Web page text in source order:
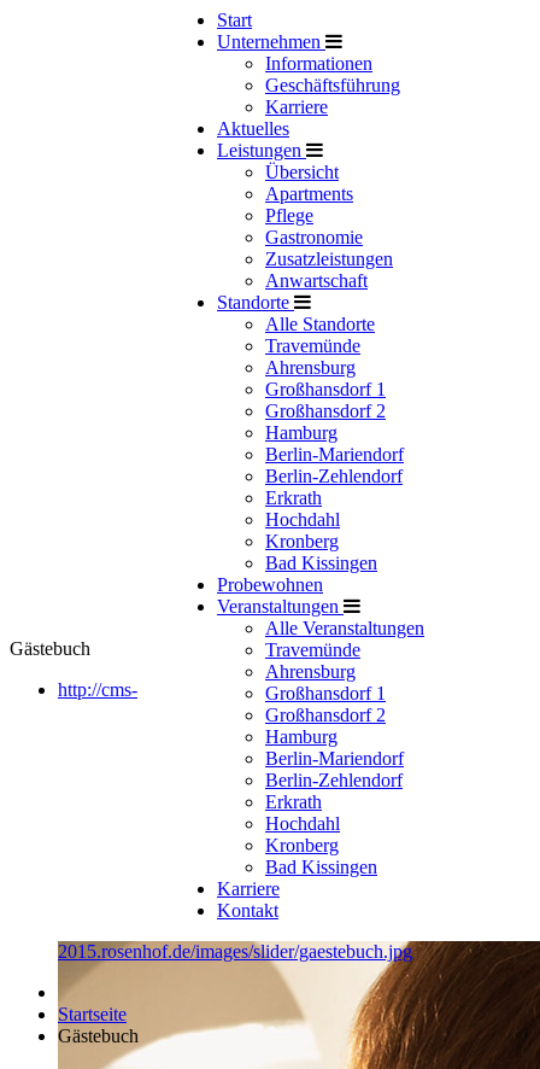
Start
Unternehmen
Informationen
Geschäftsführung
Karriere
Aktuelles
Leistungen
Übersicht
Apartments
Pflege
Gastronomie
Zusatzleistungen
Anwartschaft
Standorte
Alle Standorte
Travemünde
Ahrensburg
Großhansdorf 1
Großhansdorf 2
Hamburg
Berlin-Mariendorf
Berlin-Zehlendorf
Erkrath
Hochdahl
Kronberg
Bad Kissingen
Probewohnen
Veranstaltungen
Alle Veranstaltungen
Travemünde
Ahrensburg
Großhansdorf 1
Großhansdorf 2
Hamburg
Berlin-Mariendorf
Berlin-Zehlendorf
Erkrath
Hochdahl
Kronberg
Bad Kissingen
Karriere
Kontakt
Gästebuch
http://cms-
2015.rosenhof.de/images/slider/gaestebuch.jpg
Startseite
Gästebuch